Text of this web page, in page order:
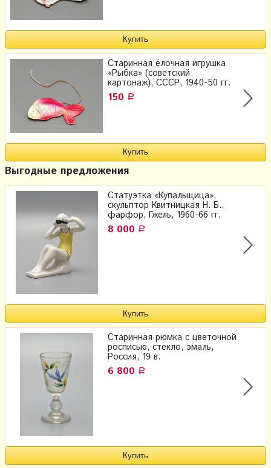
Старинная ёлочная игрушка
«Рыбка» (советский
картонаж), СССР, 1940-50 гг.
150 Р
Выгодные предложения
Статуэтка «Купальщица»,
скульптор Квитницкая Н. Б.,
фарфор, Гжель, 1960-66 гг.
8 000 Р
Старинная рюмка с цветочной
росписью, стекло, эмаль,
Россия, 19 в.
6 800 Р